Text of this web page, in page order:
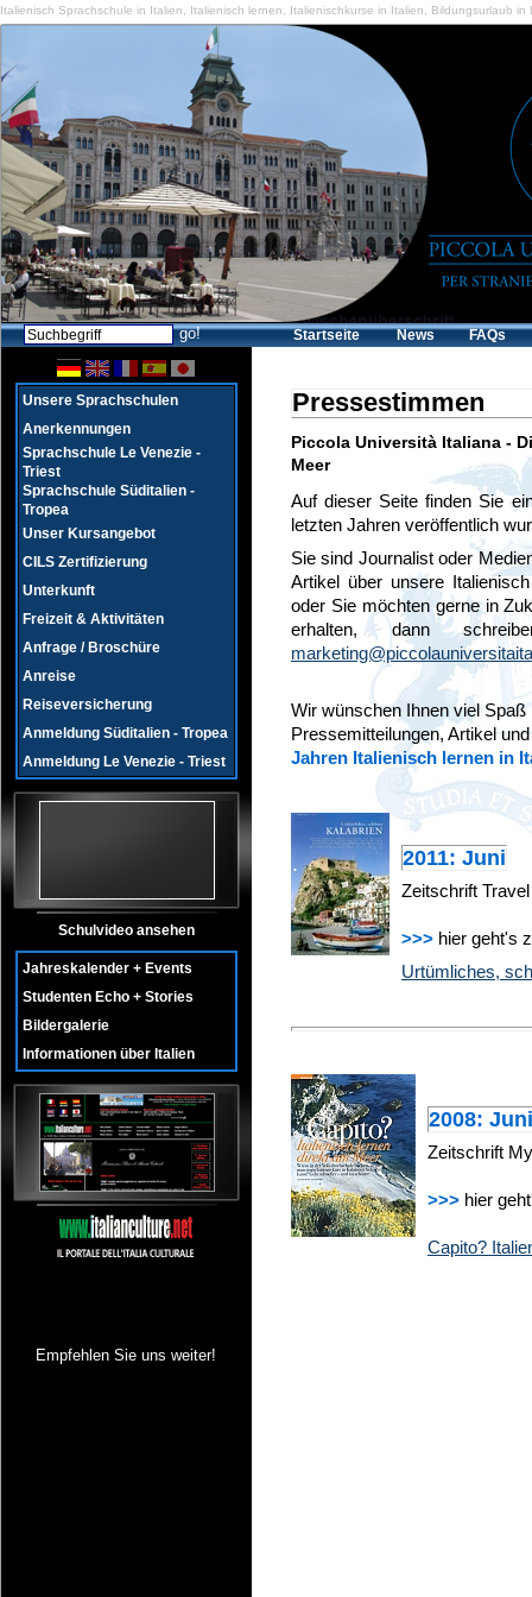
Italienisch Sprachschule in Italien Italienisch lernen Italienischkurse in Italien Bildungsurlaub in
Pressestimmen
Piccola Università Italiana -
Meer
Auf dieser Seite finden Sie
letzten Jahren veröffentlich
Sie sind Journalist oder
Artikel über unsere
oder Sie möchten gerne in
erhalten, dann
Wir wünschen Ihnen viel Spaß
Pressemitteilungen, Artikel
Jahren Italienisch lernen in
2011: Juni
Zeitschrift
>>> hier geht's
Urtümliches,
2008: Juni
Zeitschrift
>>> hier
Capito?
Unsere Sprachschulen
Anerkennungen
Sprachschule Le Venezie -
Triest
Sprachschule Süditalien -
Tropea
Unser Kursangebot
CILS Zertifizierung
Unterkunft
Freizeit & Aktivitäten
Anfrage / Broschüre
Anreise
Reiseversicherung
Anmeldung Süditalien - Tropea
Anmeldung Le Venezie - Triest
Schulvideo ansehen
Jahreskalender + Events
Studenten Echo + Stories
Bildergalerie
Informationen über Italien
Empfehlen Sie uns weiter!
Startseite News FAQs